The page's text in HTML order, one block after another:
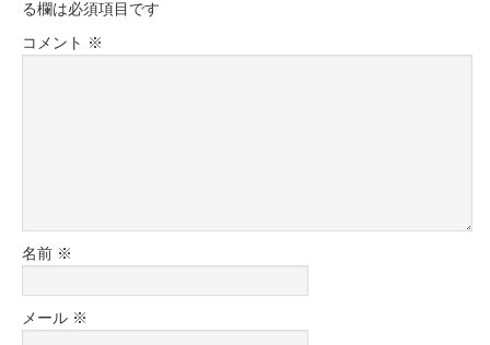
る欄は必須項目です
コメント ※
名前 ※
メール ※